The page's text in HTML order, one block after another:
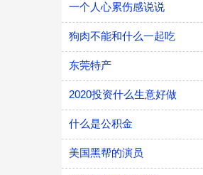
一个人心累伤感说说
狗肉不能和什么一起吃
东莞特产
2020投资什么生意好做
什么是公积金
美国黑帮的演员